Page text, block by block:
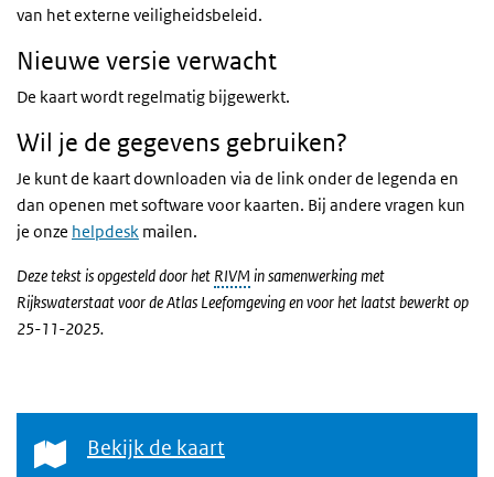
van het externe veiligheidsbeleid.
Nieuwe versie verwacht
De kaart wordt regelmatig bijgewerkt.
Wil je de gegevens gebruiken?
Je kunt de kaart downloaden via de link onder de legenda en
dan openen met software voor kaarten. Bij andere vragen kun
je onze helpdesk mailen.
Deze tekst is opgesteld door het RIVM in samenwerking met
Rijkswaterstaat voor de Atlas Leefomgeving en voor het laatst bewerkt op
25-11-2025.
Bekijk de kaart
Bekijk de kaart